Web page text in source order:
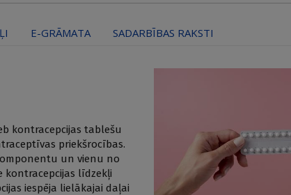
E-GRĀMATA SADARBĪBAS RAKSTI
kontracepcijas tablešu
priekšrocības.
un vienu no
kontracepcijas līdzekļi
iespēja lielākajai daļai